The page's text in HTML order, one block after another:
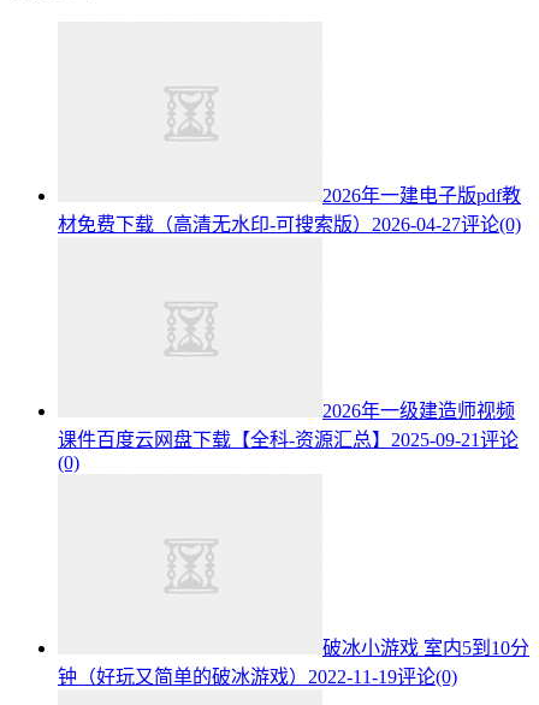
2026年一建电子版pdf教
材免费下载（高清无水印-可搜索版） 2026-04-27评论(0)
2026年一级建造师视频
课件百度云网盘下载【全科-资源汇总】 2025-09-21评论
(0)
破冰小游戏 室内5到10分
钟（好玩又简单的破冰游戏） 2022-11-19评论(0)